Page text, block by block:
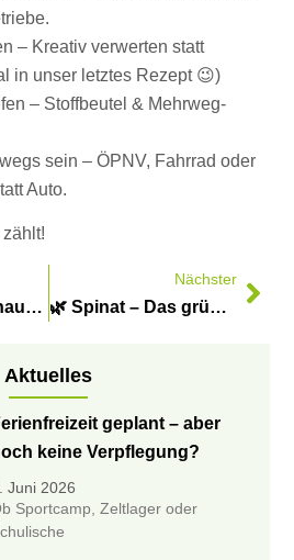
– Kreativ verwerten statt
in unser letztes Rezept 😉)
– Stoffbeutel & Mehrweg-
sein – ÖPNV, Fahrrad oder
Auto.
🚜 Entdeckt Bio hautnah – mit eurer Schulklasse oder Kindergartengruppe auf unserem Biolandhof in Worpswede! 🌱
Nächster
🌿 Spinat – Das grüne Superfood im April! 🌱
Aktuelles
geplant – aber
keine Verpflegung?
Juni 2026
Sportcamp, Zeltlager oder